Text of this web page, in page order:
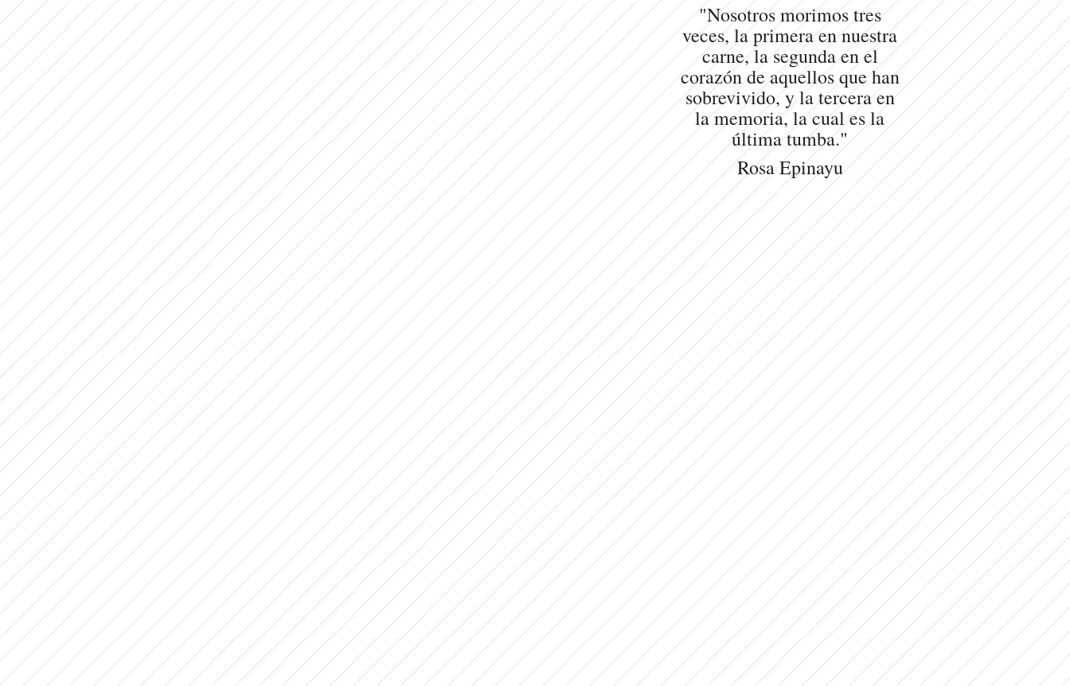
"Nosotros morimos tres
veces, la primera en nuestra
carne, la segunda en el
corazón de aquellos que han
sobrevivido, y la tercera en
la memoria, la cual es la
última tumba."
Rosa Epinayu